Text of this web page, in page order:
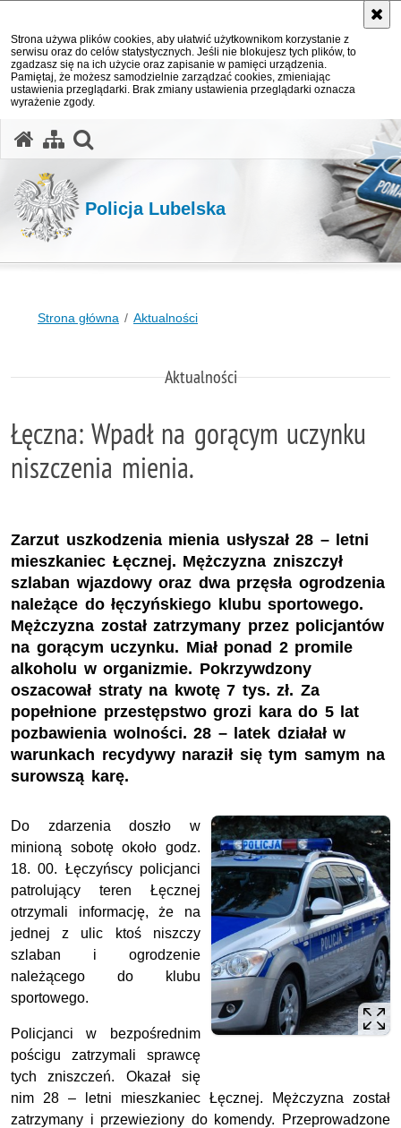
Strona używa plików cookies, aby ułatwić użytkownikom korzystanie z
serwisu oraz do celów statystycznych. Jeśli nie blokujesz tych plików, to
zgadzasz się na ich użycie oraz zapisanie w pamięci urządzenia.
Pamiętaj, że możesz samodzielnie zarządzać cookies, zmieniając
ustawienia przeglądarki. Brak zmiany ustawienia przeglądarki oznacza
wyrażenie zgody.
Policja Lubelska
Strona główna Aktualności
Aktualności
Łęczna: Wpadł na gorącym uczynku
niszczenia mienia.
Zarzut uszkodzenia mienia usłyszał 28 – letni
mieszkaniec Łęcznej. Mężczyzna zniszczył
szlaban wjazdowy oraz dwa przęsła ogrodzenia
należące do łęczyńskiego klubu sportowego.
Mężczyzna został zatrzymany przez policjantów
na gorącym uczynku. Miał ponad 2 promile
alkoholu w organizmie. Pokrzywdzony
oszacował straty na kwotę 7 tys. zł. Za
popełnione przestępstwo grozi kara do 5 lat
pozbawienia wolności. 28 – latek działał w
warunkach recydywy naraził się tym samym na
surowszą karę.
Do zdarzenia doszło w
minioną sobotę około godz.
18. 00. Łęczyńscy policjanci
patrolujący teren Łęcznej
otrzymali informację, że na
jednej z ulic ktoś niszczy
szlaban i ogrodzenie
należącego do klubu
sportowego.
Policjanci w bezpośrednim
pościgu zatrzymali sprawcę
tych zniszczeń. Okazał się
nim 28 – letni mieszkaniec Łęcznej. Mężczyzna został
zatrzymany i przewieziony do komendy. Przeprowadzone